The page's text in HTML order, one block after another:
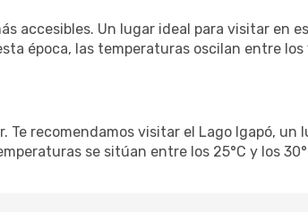
accesibles. Un lugar ideal para visitar en
época, las temperaturas oscilan entre los
recomendamos visitar el Lago Igapó, un
se sitúan entre los 25°C y los